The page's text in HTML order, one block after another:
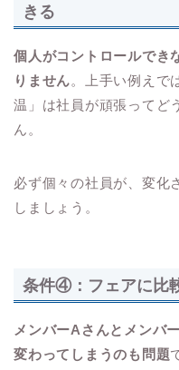
きる
個人がコントロールでき
りません。上手い例えで
温」は社員が頑張ってど
ん。
必ず個々の社員が、変化
しましょう。
条件④：フェアに比
メンバーAさんとメンバ
変わってしまうのも問題